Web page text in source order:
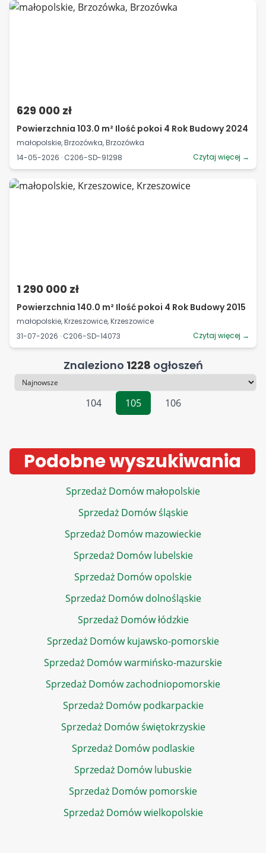
629 000 zł
Powierzchnia 103.0 m² Ilość pokoi 4 Rok Budowy 2024
małopolskie, Brzozówka, Brzozówka
14-05-2026 · C206-SD-91298
Czytaj więcej →
1 290 000 zł
Powierzchnia 140.0 m² Ilość pokoi 4 Rok Budowy 2015
małopolskie, Krzeszowice, Krzeszowice
31-07-2026 · C206-SD-14073
Czytaj więcej →
Znaleziono 1228 ogłoszeń
Sortowanie
104
105 106
Podobne wyszukiwania
Sprzedaż Domów małopolskie
Sprzedaż Domów śląskie
Sprzedaż Domów mazowieckie
Sprzedaż Domów lubelskie
Sprzedaż Domów opolskie
Sprzedaż Domów dolnośląskie
Sprzedaż Domów łódzkie
Sprzedaż Domów kujawsko-pomorskie
Sprzedaż Domów warmińsko-mazurskie
Sprzedaż Domów zachodniopomorskie
Sprzedaż Domów podkarpackie
Sprzedaż Domów świętokrzyskie
Sprzedaż Domów podlaskie
Sprzedaż Domów lubuskie
Sprzedaż Domów pomorskie
Sprzedaż Domów wielkopolskie